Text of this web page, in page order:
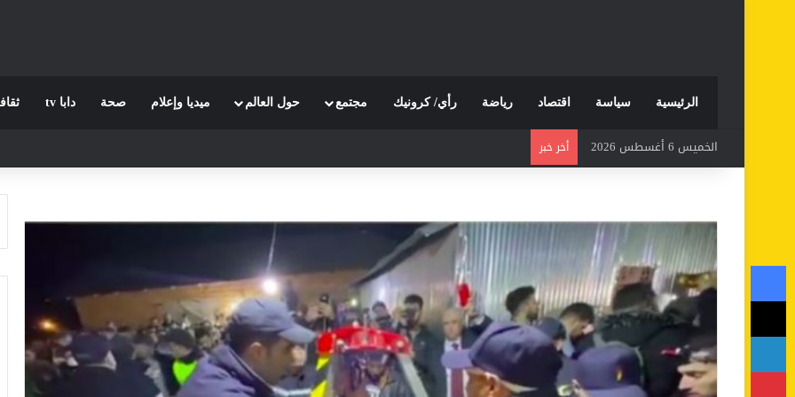
الرئيسية سياسة اقتصاد رياضة رأي/ كرونيك مجتمع حول العالم ميديا وإعلام صحة دابا tv
الخميس 6 أغسطس 2026 أخر خبر
فيسبوك
لينكدإن
بينتيريست